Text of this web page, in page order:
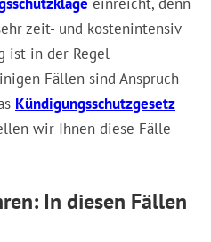
zeit- und kostenintensiv
ist in der Regel
Fällen sind Anspruch
Kündigungsschutzgesetz
wir Ihnen diese Fälle
In diesen Fällen